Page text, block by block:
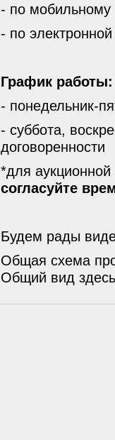
- по мобильному
- по
График работы:
- понедельник-
- суббота,
договоренности
*для
согласуйте
Будем рады
Общая схема
Общий вид